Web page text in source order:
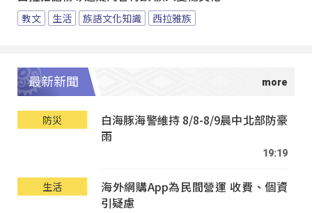
教文 生活 族語文化知識 西拉雅族
最新新聞
防災
白海豚海警維持 8/8-8/9晨中北部防豪
雨
19:19
生活
海外網購App為民間營運 收費、個資
引疑慮